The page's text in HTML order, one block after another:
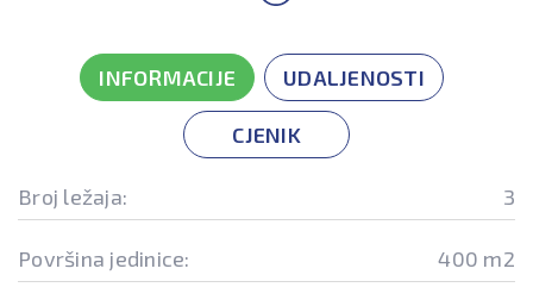
INFORMACIJE UDALJENOSTI
CJENIK
Broj ležaja: 3
Površina jedinice: 400 m2